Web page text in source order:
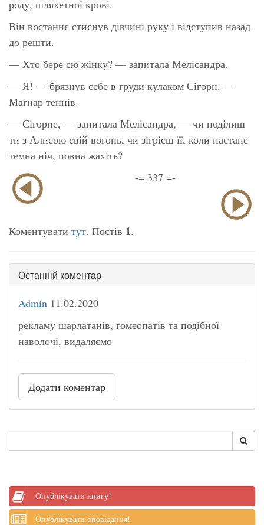
роду, шляхетної крові.
Він востаннє стиснув дівчині руку і відступив назад
до решти.
— Хто бере сю жінку? — запитала Мелісандра.
— Я! — брязнув себе в груди кулаком Сігорн. —
Магнар теннів.
— Сігорне, — запитала Мелісандра, — чи поділиш
ти з Алисою свій вогонь, чи зігрієш її, коли настане
темна ніч, повна жахіть?
-= 337 =-
Коментувати тут. Постів 1.
Останній коментар
Admin 11.02.2020
рекламу шарлатанів, гомеопатів та подібної
наволочі, видаляємо
Додати коментар
Опублікувати книгу!
Опублікувати оповідання!